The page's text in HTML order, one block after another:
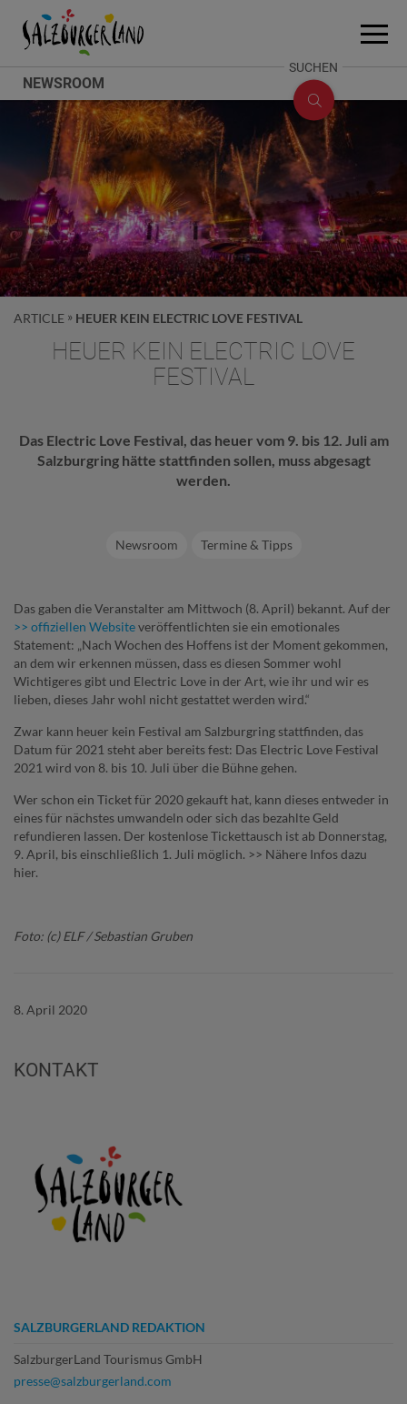
Zum InhaltAccesskey
[0]
Zum SeitenanfangAccesskey
[1]
Zum Fuß-BereichAccesskey
[2]
NEWSROOM
Menü
SUCHEN
SUCHE
ÖFFNEN
ARTICLE HEUER KEIN ELECTRIC LOVE FESTIVAL
HEUER KEIN ELECTRIC LOVE
FESTIVAL
Das Electric Love Festival, das heuer vom 9. bis 12. Juli am
Salzburgring hätte stattfinden sollen, muss abgesagt
werden.
Newsroom Termine & Tipps
Das gaben die Veranstalter am Mittwoch (8. April) bekannt. Auf der
>> offiziellen Websiteveröffentlichten sie ein emotionales
Statement: „Nach Wochen des Hoffens ist der Moment gekommen,
an dem wir erkennen müssen, dass es diesen Sommer wohl
Wichtigeres gibt und Electric Love in der Art, wie ihr und wir es
lieben, dieses Jahr wohl nicht gestattet werden wird.“
Zwar kann heuer kein Festival am Salzburgring stattfinden, das
Datum für 2021 steht aber bereits fest: Das Electric Love Festival
2021 wird von 8. bis 10. Juli über die Bühne gehen.
Wer schon ein Ticket für 2020 gekauft hat, kann dieses entweder in
eines für nächstes umwandeln oder sich das bezahlte Geld
refundieren lassen. Der kostenlose Tickettausch ist ab Donnerstag,
9. April, bis einschließlich 1. Juli möglich. >> Nähere Infos dazu
hier.
Foto: (c) ELF / Sebastian Gruben
8. April 2020
KONTAKT
SALZBURGERLAND REDAKTION
SalzburgerLand Tourismus GmbH
presse@salzburgerland.com